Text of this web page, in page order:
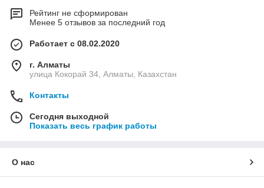
Рейтинг не сформирован
Менее 5 отзывов за последний год
Работает с 08.02.2020
г. Алматы
улица Кокорай 34, Алматы, Казахстан
Контакты
Сегодня выходной
Показать весь график работы
О нас